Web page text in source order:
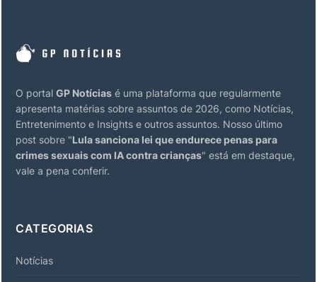
O portal GP Notícias é uma plataforma que regularmente
apresenta matérias sobre assuntos de 2026, como Notícias,
Entretenimento e Insights e outros assuntos. Nosso último
post sobre "Lula sanciona lei que endurece penas para
crimes sexuais com IA contra crianças" está em destaque,
vale a pena conferir.
CATEGORIAS
Notícias